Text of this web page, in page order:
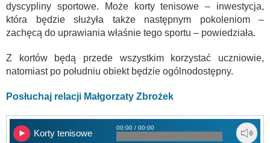
dyscypliny sportowe. Może korty tenisowe – inwestycja,
która będzie służyła także następnym pokoleniom –
zachęcą do uprawiania właśnie tego sportu – powiedziała.
Z kortów będą przede wszystkim korzystać uczniowie,
natomiast po południu obiekt będzie ogólnodostępny.
Posłuchaj relacji Małgorzaty Zbrożek
Korty tenisowe
00:00 / 00:00